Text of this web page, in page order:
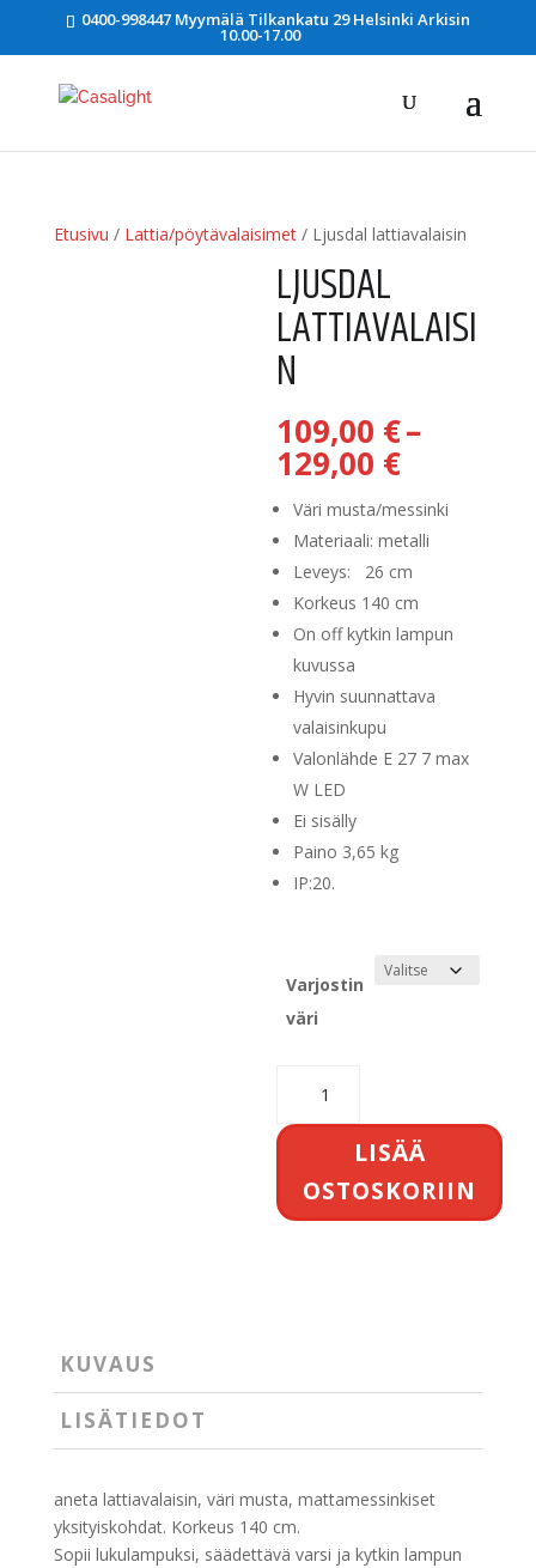
0400-998447 Myymälä Tilkankatu 29 Helsinki Arkisin
10.00-17.00
Etusivu / Lattia/pöytävalaisimet/ Ljusdal lattiavalaisin
LJUSDAL
LATTIAVALAISI
N
109,00 €–
129,00 €
-
129,00 €
Väri musta/messinki
Materiaali: metalli
Leveys: 26 cm
Korkeus 140 cm
On off kytkin lampun
kuvussa
Hyvin suunnattava
valaisinkupu
Valonlähde E 27 7 max
W LED
Ei sisälly
Paino 3,65 kg
IP:20.
Varjostin
väri
lattiavalaisin
määrä
LISÄÄ
OSTOSKORIIN
KUVAUS
LISÄTIEDOT
aneta lattiavalaisin, väri musta, mattamessinkiset
yksityiskohdat. Korkeus 140 cm.
Sopii lukulampuksi, säädettävä varsi ja kytkin lampun